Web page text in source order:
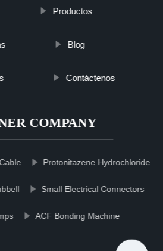
Productos
Blog
Contáctenos
COMPANY
Protonitazene Hydrochloride
Small Electrical Connectors
ACF Bonding Machine